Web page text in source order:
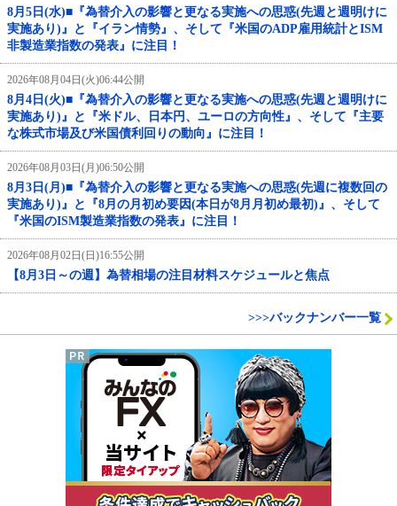
8月5日(水)■『為替介入の影響と更なる実施への思惑(先週と週明けに
実施あり)』と『イラン情勢』、そして『米国のADP雇用統計とISM
非製造業指数の発表』に注目！
2026年08月04日(火)06:44公開
8月4日(火)■『為替介入の影響と更なる実施への思惑(先週と週明けに
実施あり)』と『米ドル、日本円、ユーロの方向性』、そして『主要
な株式市場及び米国債利回りの動向』に注目！
2026年08月03日(月)06:50公開
8月3日(月)■『為替介入の影響と更なる実施への思惑(先週に複数回の
実施あり)』と『8月の月初め要因(本日が8月月初め最初)』、そして
『米国のISM製造業指数の発表』に注目！
2026年08月02日(日)16:55公開
【8月3日～の週】為替相場の注目材料スケジュールと焦点
>>>バックナンバー一覧